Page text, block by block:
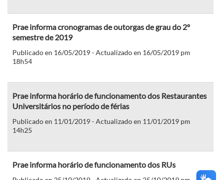
Prae informa cronogramas de outorgas de grau do 2º
semestre de 2019
Publicado en 16/05/2019 - Actualizado en 16/05/2019 pm
18h54
Prae informa horário de funcionamento dos Restaurantes
Universitários no período de férias
Publicado en 11/01/2019 - Actualizado en 11/01/2019 pm
14h25
Prae informa horário de funcionamento dos RUs